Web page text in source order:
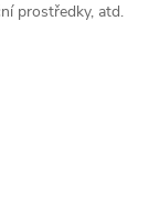
prostředky, atd.